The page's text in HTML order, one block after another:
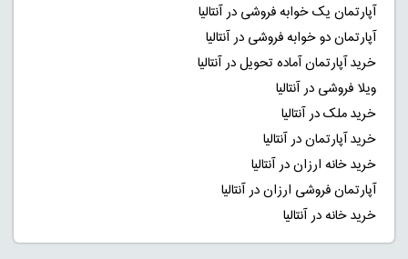
آپارتمان یک خوابه فروشی در آنتالیا
آپارتمان دو خوابه فروشی در آنتالیا
خرید آپارتمان آماده تحویل در آنتالیا
ویلا فروشی در آنتالیا
خرید ملک در آنتالیا
خرید آپارتمان در آنتالیا
خرید خانه ارزان در آنتالیا
آپارتمان فروشی ارزان در آنتالیا
خرید خانه در آنتالیا